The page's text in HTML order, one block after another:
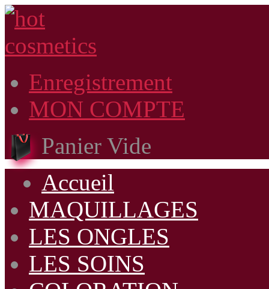
Enregistrement
MON COMPTE
Panier Vide
Accueil
MAQUILLAGES
LES ONGLES
LES SOINS